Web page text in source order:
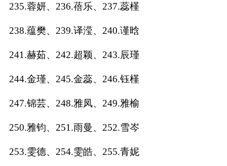
235.蓉妍、236.蓓乐、237.蕊槿
238.蕴樊、239.译滢、240.谨晗
241.赫茹、242.超颖、243.辰瑾
244.金瑾、245.金蕊、246.钰槿
247.锦芸、248.雅凤、249.雅榆
250.雅钧、251.雨曼、252.雪岑
253.雯德、254.雯皓、255.青妮